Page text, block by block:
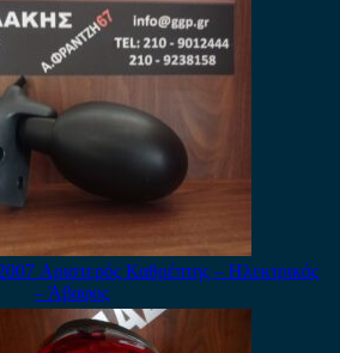
Αριστερός Καθρέπτης – Ηλεκτρικός
– Άβαφος